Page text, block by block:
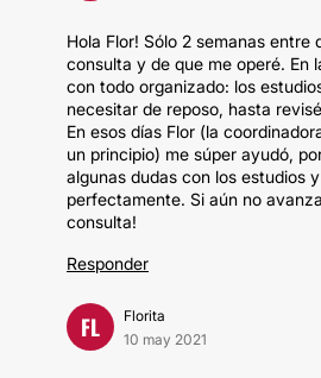
Hola Flor! Sólo 2 semanas entre
consulta y de que me operé. En
con todo organizado: los
necesitar de reposo, hasta
En esos días Flor (la
un principio) me súper ayudó,
algunas dudas con los estudios
perfectamente. Si aún no
consulta!
Responder
FL
Florita
10 may 2021